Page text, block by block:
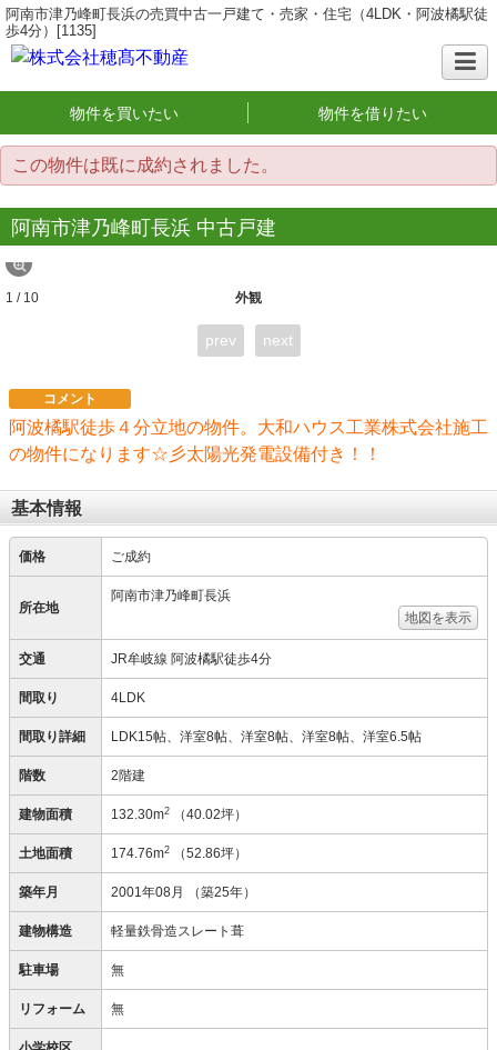
阿南市津乃峰町長浜の売買中古一戸建て・売家・住宅（4LDK・阿波橘駅徒
歩4分）[1135]
物件を買いたい 物件を借りたい
この物件は既に成約されました。
阿南市津乃峰町長浜 中古戸建
外観
1 / 10
prev next
コメント
阿波橘駅徒歩４分立地の物件。大和ハウス工業株式会社施工
の物件になります☆彡太陽光発電設備付き！！
基本情報
価格 ご成約
所在地
阿南市津乃峰町長浜
地図を表示
交通 JR牟岐線 阿波橘駅徒歩4分
間取り 4LDK
間取り詳細 LDK15帖、洋室8帖、洋室8帖、洋室8帖、洋室6.5帖
階数 2階建
建物面積 132.30m2 （40.02坪）
土地面積 174.76m2 （52.86坪）
築年月 2001年08月 （築25年）
建物構造 軽量鉄骨造スレート葺
駐車場 無
リフォーム 無